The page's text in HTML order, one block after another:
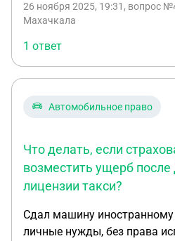
2 раза в другом регионе.
признания в суде
Подавать в суд о возврате
Спасибо
26 ноября 2025, 19:31 , вопрос
Махачкала
1 ответ
Автомобильное право
Что делать, если
возместить ущерб
лицензии такси?
Сдал машину
личные нужды, без права